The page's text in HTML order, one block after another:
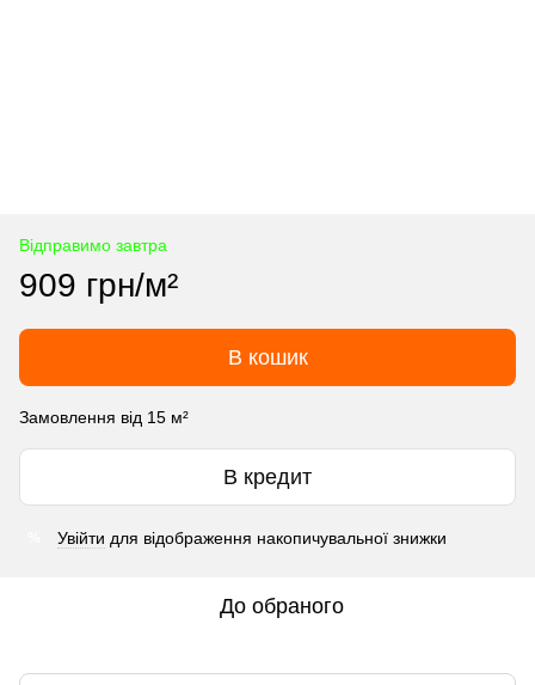
Відправимо завтра
909 грн/м²
В кошик
Замовлення від 15 м²
В кредит
Увійти для відображення накопичувальної знижки
До обраного